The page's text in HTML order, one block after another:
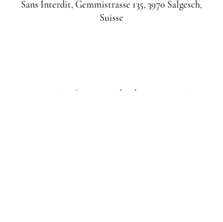
Sans Interdit, Gemmistrasse 135, 3970 Salgesch,
Suisse
Partager cet événement